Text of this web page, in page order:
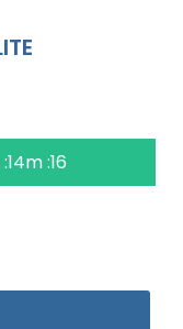
:14m :15